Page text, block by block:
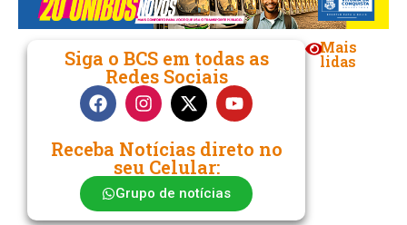
Siga o BCS em todas as
Redes Sociais
Receba Notícias direto no
seu Celular:
Grupo de notícias
Mais
lidas